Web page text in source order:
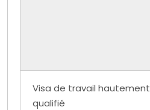
Visa de travail hautement
qualifié